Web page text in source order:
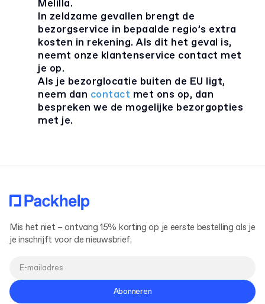
Melilla.
In zeldzame gevallen brengt de
bezorgservice in bepaalde regio’s extra
kosten in rekening. Als dit het geval is,
neemt onze klantenservice contact met
je op.
Als je bezorglocatie buiten de EU ligt,
neem dan contact met ons op, dan
bespreken we de mogelijke bezorgopties
met je.
Mis het niet – ontvang 15% korting op je eerste bestelling als je
je inschrijft voor de nieuwsbrief.
Abonneren